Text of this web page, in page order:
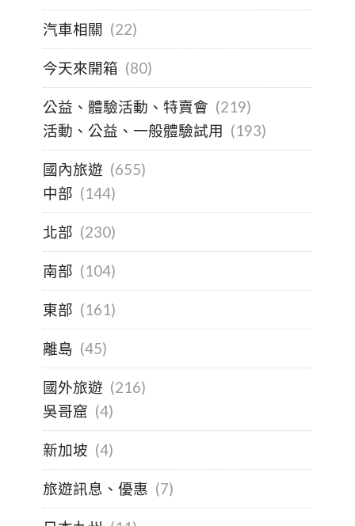
汽車相關 (22)
今天來開箱 (80)
公益、體驗活動、特賣會 (219)
活動、公益、一般體驗試用 (193)
國內旅遊 (655)
中部 (144)
北部 (230)
南部 (104)
東部 (161)
離島 (45)
國外旅遊 (216)
吳哥窟 (4)
新加坡 (4)
旅遊訊息、優惠 (7)